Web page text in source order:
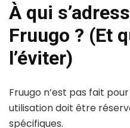
À qui
Fruugo ? (Et
l’éviter)
Fruugo n’est pas fait
utilisation doit être
spécifiques.